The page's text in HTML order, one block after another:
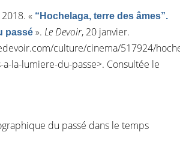
2018. « “Hochelaga, terre des âmes”.
passé ». Le Devoir, 20 janvier.
culture/cinema/517924/
la-lumiere-du-passe>. Consultée le
du passé dans le temps